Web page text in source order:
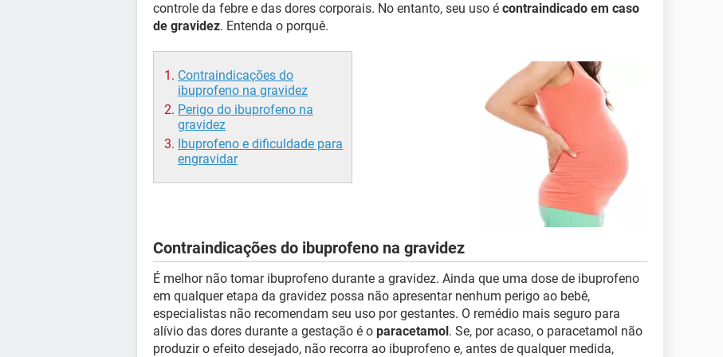
controle da febre e das dores corporais. No entanto, seu uso é contraindicado em caso
de gravidez. Entenda o porquê.
Contraindicações do
ibuprofeno na gravidez
Perigo do ibuprofeno na
gravidez
Ibuprofeno e dificuldade para
engravidar
Contraindicações do ibuprofeno na gravidez
É melhor não tomar ibuprofeno durante a gravidez. Ainda que uma dose de ibuprofeno
em qualquer etapa da gravidez possa não apresentar nenhum perigo ao bebê,
especialistas não recomendam seu uso por gestantes. O remédio mais seguro para
alívio das dores durante a gestação é o paracetamol. Se, por acaso, o paracetamol não
produzir o efeito desejado, não recorra ao ibuprofeno e, antes de qualquer medida,